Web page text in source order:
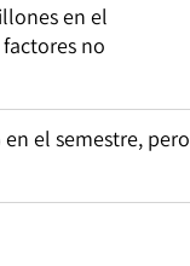
en el
no
el semestre, pero